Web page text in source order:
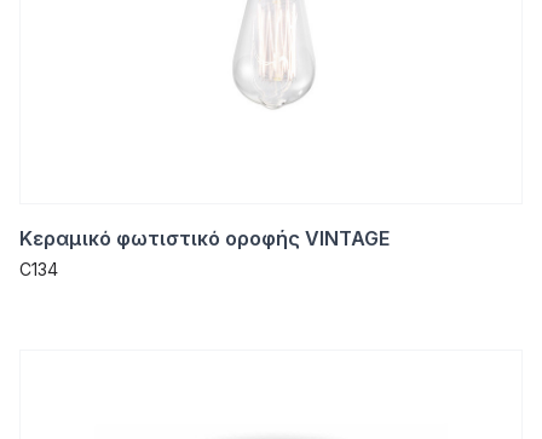
Κεραμικό φωτιστικό οροφής VINTAGE
C134